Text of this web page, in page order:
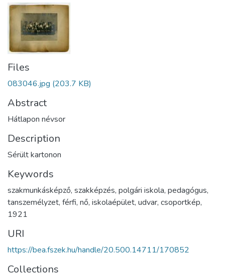
Files
083046.jpg (203.7 KB)
Abstract
Hátlapon névsor
Description
Sérült kartonon
Keywords
szakmunkásképző, szakképzés, polgári iskola, pedagógus,
tanszemélyzet, férfi, nő, iskolaépület, udvar, csoportkép,
1921
URI
https://bea.fszek.hu/handle/20.500.14711/170852
Collections